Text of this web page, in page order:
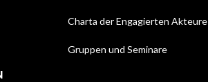
Charta der Engagierten Akteure
Gruppen und Seminare